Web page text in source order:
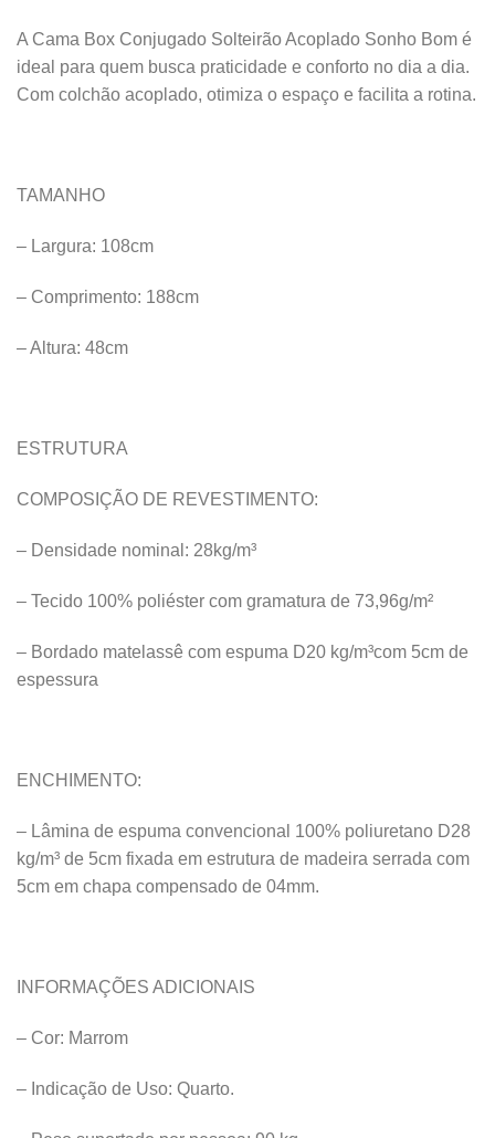
A Cama Box Conjugado Solteirão Acoplado Sonho Bom é
ideal para quem busca praticidade e conforto no dia a dia.
Com colchão acoplado, otimiza o espaço e facilita a rotina.
TAMANHO
– Largura: 108cm
– Comprimento: 188cm
– Altura: 48cm
ESTRUTURA
COMPOSIÇÃO DE REVESTIMENTO:
– Densidade nominal: 28kg/m³
– Tecido 100% poliéster com gramatura de 73,96g/m²
– Bordado matelassê com espuma D20 kg/m³com 5cm de
espessura
ENCHIMENTO:
– Lâmina de espuma convencional 100% poliuretano D28
kg/m³ de 5cm fixada em estrutura de madeira serrada com
5cm em chapa compensado de 04mm.
INFORMAÇÕES ADICIONAIS
– Cor: Marrom
– Indicação de Uso: Quarto.